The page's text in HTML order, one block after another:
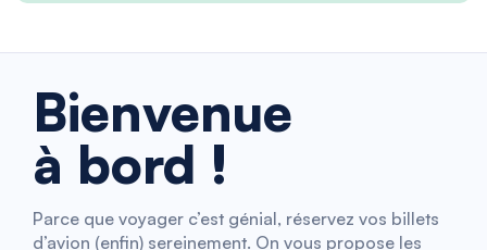
Bienvenue
à bord !
Parce que voyager c’est génial, réservez vos billets
d’avion (enfin) sereinement. On vous propose les